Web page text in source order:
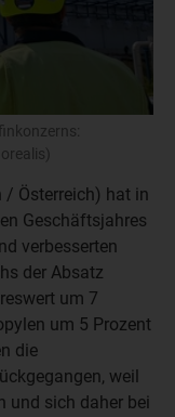
/ Österreich) hat in
Geschäftsjahres
verbesserten
der Absatz
um 7
um 5 Prozent
die
weil
und sich daher bei